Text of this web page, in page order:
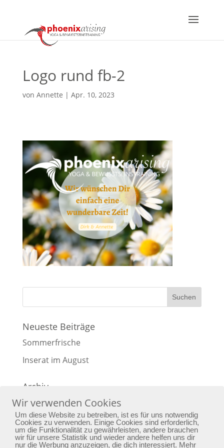
Logo rund fb-2
von Annette | Apr. 10, 2023
Neueste Beiträge
Sommerfrische
Inserat im August
Archiv
Archiv
Wir verwenden Cookies
Um diese Website zu betreiben, ist es für uns notwendig
Cookies zu verwenden. Einige Cookies sind erforderlich,
um die Funktionalität zu gewährleisten, andere brauchen
wir für unsere Statistik und wieder andere helfen uns dir
nur die Werbung anzuzeigen, die dich interessiert. Mehr